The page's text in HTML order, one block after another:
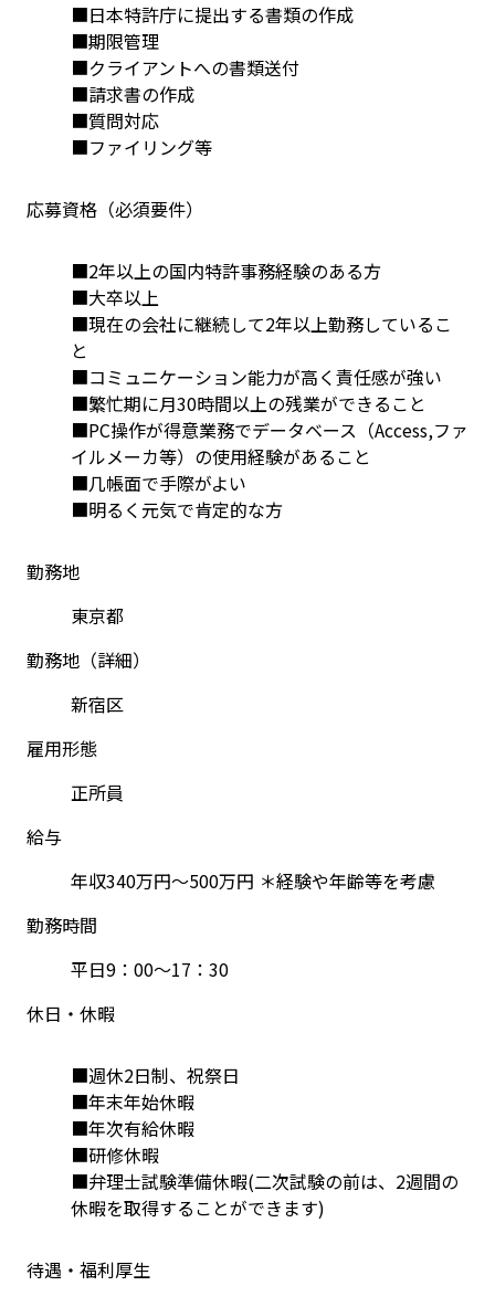
■日本特許庁に提出する書類の作成
■期限管理
■クライアントへの書類送付
■請求書の作成
■質問対応
■ファイリング等
応募資格（必須要件）
■2年以上の国内特許事務経験のある方
■大卒以上
■現在の会社に継続して2年以上勤務しているこ
と
■コミュニケーション能力が高く責任感が強い
■繁忙期に月30時間以上の残業ができること
■PC操作が得意業務でデータベース（Access,ファ
イルメーカ等）の使用経験があること
■几帳面で手際がよい
■明るく元気で肯定的な方
勤務地
東京都
勤務地（詳細）
新宿区
雇用形態
正所員
給与
年収340万円〜500万円 ＊経験や年齢等を考慮
勤務時間
平日9：00～17：30
休日・休暇
■週休2日制、祝祭日
■年末年始休暇
■年次有給休暇
■研修休暇
■弁理士試験準備休暇(二次試験の前は、2週間の
休暇を取得することができます)
待遇・福利厚生